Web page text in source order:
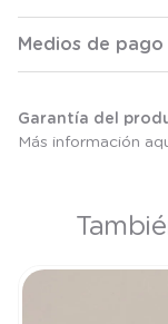
Medios de pago
Garantía del
Más información